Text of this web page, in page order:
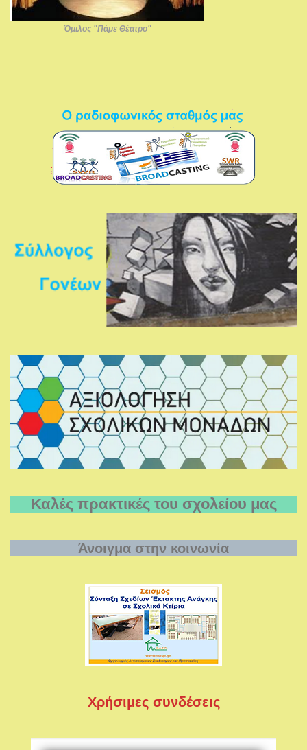
Όμιλος "Πάμε Θέατρο"
Καλές πρακτικές του σχολείου μας
Άνοιγμα στην κοινωνία
Χρήσιμες συνδέσεις